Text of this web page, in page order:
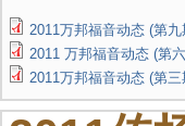
2011万邦福音动态 (第
2011 万邦福音动态 (第
2011万邦福音动态 (第